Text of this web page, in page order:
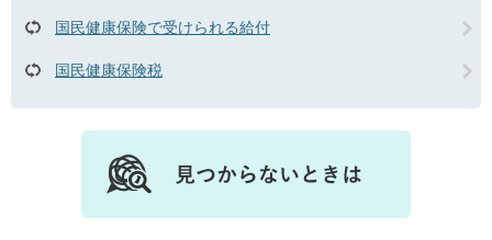
国民健康保険で受けられる給付
国民健康保険税